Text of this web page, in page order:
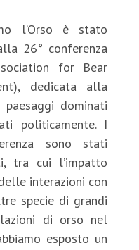
l’Orso è stato
26° conferenza
for Bear
dedicata alla
dominati
politicamente. I
sono stati
tra cui l’impatto
interazioni con
specie di grandi
di orso nel
esposto un